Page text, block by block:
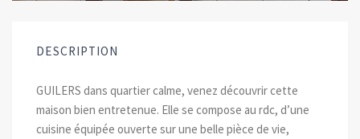
DESCRIPTION
GUILERS dans quartier calme, venez découvrir cette
maison bien entretenue. Elle se compose au rdc, d’une
cuisine équipée ouverte sur une belle pièce de vie,